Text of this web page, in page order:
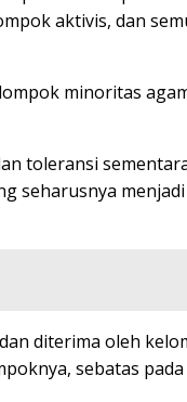
aktivis, dan
minoritas
toleransi
seharusnya
diterima oleh
sebatas